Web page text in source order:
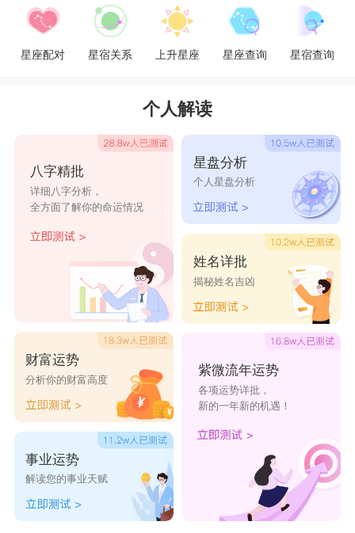
狮子座女性最常用的形容词，这样的狮子座自然会
被各种男性所喜欢。
星座配对 星宿关系 上升星座 星座查询 星宿查询
个人解读
八字精批
详细八字分析，
全方面了解你的命运情况
财富运势
分析你的财富高度
事业运势
解读您的事业天赋
星盘分析
个人星盘分析
姓名详批
揭秘姓名吉凶
紫微流年运势
各项运势详批，
新的一年新的机遇！